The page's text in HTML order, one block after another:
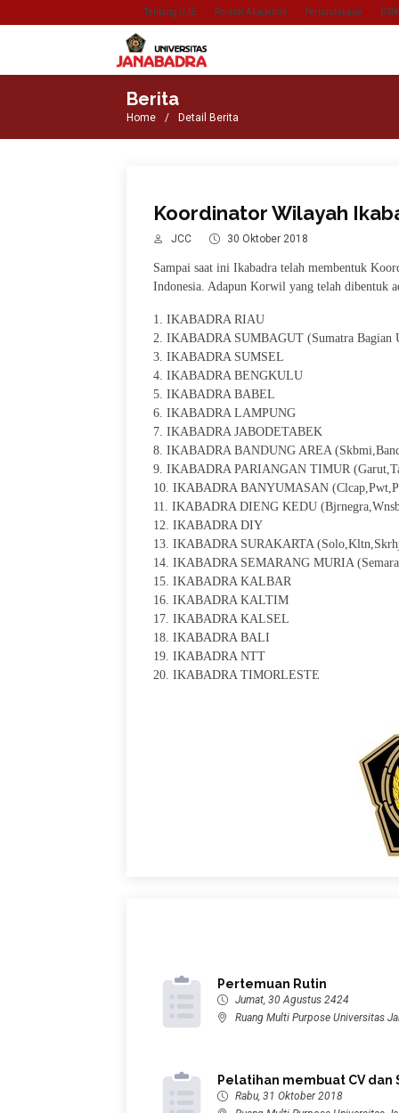
Tentang UJB Poratal Akademik Perpustakaan
Berita
Home Detail Berita
Koordinator Wilayah
JCC 30 Oktober 2018
Sampai saat ini Ikabadra telah membentuk
Indonesia. Adapun Korwil yang telah dibentuk
1. IKABADRA RIAU
2. IKABADRA SUMBAGUT (Sumatra Bagian
3. IKABADRA SUMSEL
4. IKABADRA BENGKULU
5. IKABADRA BABEL
6. IKABADRA LAMPUNG
7. IKABADRA JABODETABEK
8. IKABADRA BANDUNG AREA
9. IKABADRA PARIANGAN TIMUR
10. IKABADRA BANYUMASAN
11. IKABADRA DIENG KEDU
12. IKABADRA DIY
13. IKABADRA SURAKARTA
14. IKABADRA SEMARANG MURIA
15. IKABADRA KALBAR
16. IKABADRA KALTIM
17. IKABADRA KALSEL
18. IKABADRA BALI
19. IKABADRA NTT
20. IKABADRA TIMORLESTE
Pertemuan Rutin
Jumat, 30 Agustus 2424
Ruang Multi Purpose Universitas
Pelatihan membuat CV dan
Rabu, 31 Oktober 2018